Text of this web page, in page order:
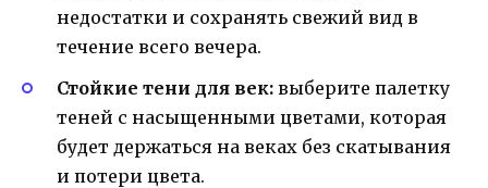
недостатки и сохранять свежий вид в
течение всего вечера.
Стойкие тени для век: выберите палетку
теней с насыщенными цветами, которая
будет держаться на веках без скатывания
и потери цвета.